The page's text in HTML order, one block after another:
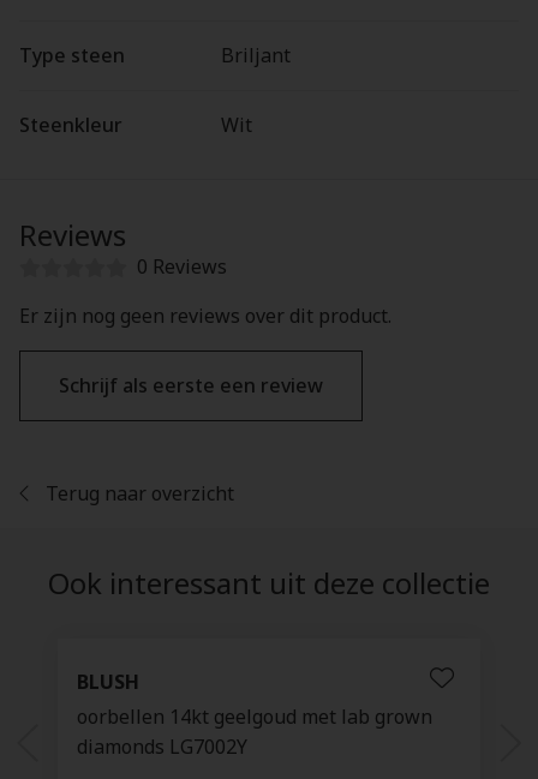
Type steen Briljant
Steenkleur Wit
Reviews
0 Reviews
Er zijn nog geen reviews over dit product.
Schrijf als eerste een review
Terug naar overzicht
Ook interessant uit deze collectie
BLUSH
oorbellen 14kt geelgoud met lab grown
diamonds LG7002Y